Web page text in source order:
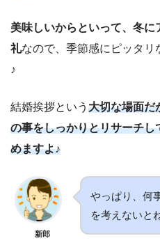
美味しいからといって、冬
礼なので、季節感にピッタリ
♪
結婚挨拶という 大切な場面だ
の事をしっかりとリサーチし
めますよ♪
新郎
やっぱり、何
を考えないと